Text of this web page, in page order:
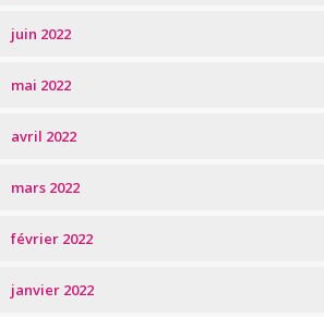
juin 2022
mai 2022
avril 2022
mars 2022
février 2022
janvier 2022